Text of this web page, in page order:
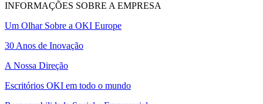
INFORMAÇÕES SOBRE A EMPRESA
Um Olhar Sobre a OKI Europe
30 Anos de Inovação
A Nossa Direção
Escritórios OKI em todo o mundo